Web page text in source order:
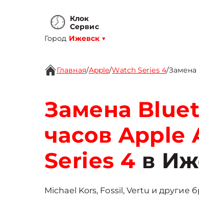
Клок
Сервис
Город Ижевск ▼
Главная/Apple/Watch Series 4/
Замена
часов Apple
Series 4 в
Michael Kors, Fossil, Vertu и другие